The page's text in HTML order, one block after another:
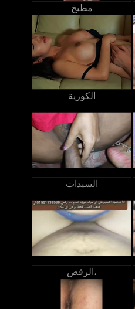
مطبخ
الكورية
السيدات
الرقص،